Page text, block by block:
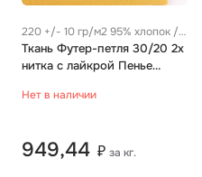
220 +/- 10 гр/м2 95% хлопок /
5% эластан
Ткань Футер-петля 30/20 2х
нитка с лайкрой Пенье
Нет в наличии
949,44 ₽ за кг.